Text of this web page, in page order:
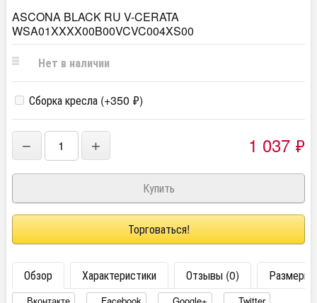
ASCONA BLACK RU V-CERATA
WSA01XXXX00B00VCVC004XS00
Нет в наличии
Сборка кресла (+350 ₽)
− + 1 037 ₽
Торговаться!
Обзор Характеристики Отзывы (0) Размеры